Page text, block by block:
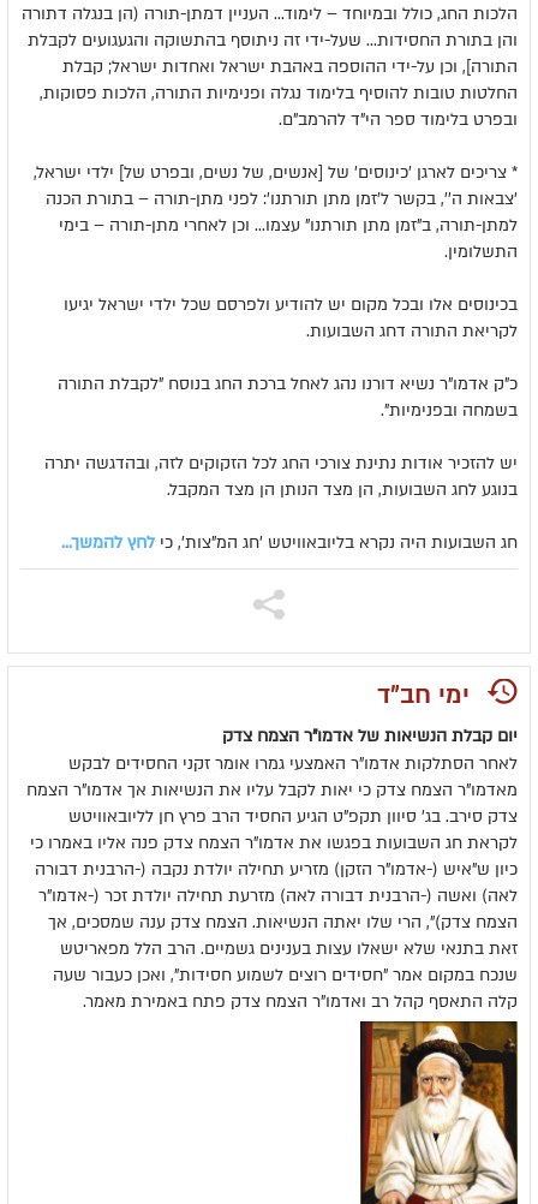
הלכות החג, כולל ובמיוחד – לימוד... העניין דמתן-תורה (הן בנגלה דתורה
והן בתורת החסידות... שעל-ידי זה ניתוסף בהתשוקה והגעגועים לקבלת
התורה], וכן על-ידי ההוספה באהבת ישראל ואחדות ישראל; קבלת
החלטות טובות להוסיף בלימוד נגלה ופנימיות התורה, הלכות פסוקות,
ובפרט בלימוד ספר הי"ד להרמב"ם.
* צריכים לארגן 'כינוסים' של [אנשים, של נשים, ובפרט של] ילדי ישראל,
'צבאות ה'', בקשר ל'זמן מתן תורתנו': לפני מתן-תורה – בתורת הכנה
למתן-תורה, ב"זמן מתן תורתנו" עצמו... וכן לאחרי מתן-תורה – בימי
התשלומין.
בכינוסים אלו ובכל מקום יש להודיע ולפרסם שכל ילדי ישראל יגיעו
לקריאת התורה דחג השבועות.
כ"ק אדמו"ר נשיא דורנו נהג לאחל ברכת החג בנוסח "לקבלת התורה
בשמחה ובפנימיות".
יש להזכיר אודות נתינת צורכי החג לכל הזקוקים לזה, ובהדגשה יתרה
בנוגע לחג השבועות, הן מצד הנותן הן מצד המקבל.
חג השבועות היה נקרא בליובאוויטש 'חג המ"צות', כילחץ להמשך...
ימי חב"ד
יום קבלת הנשיאות של אדמו"ר הצמח צדק
לאחר הסתלקות אדמו"ר האמצעי גמרו אומר זקני החסידים לבקש
מאדמו"ר הצמח צדק כי יאות לקבל עליו את הנשיאות אך אדמו"ר הצמח
צדק סירב. בג' סיוון תקפ"ט הגיע החסיד הרב פרץ חן לליובאוויטש
לקראת חג השבועות בפגשו את אדמו"ר הצמח צדק פנה אליו באמרו כי
כיון ש"איש (-אדמו"ר הזקן) מזריע תחילה יולדת נקבה (-הרבנית דבורה
לאה) ואשה (-הרבנית דבורה לאה) מזרעת תחילה יולדת זכר (-אדמו"ר
הצמח צדק)", הרי שלו יאתה הנשיאות. הצמח צדק ענה שמסכים, אך
זאת בתנאי שלא ישאלו עצות בענינים גשמיים. הרב הלל מפאריטש
שנכח במקום אמר "חסידים רוצים לשמוע חסידות", ואכן כעבור שעה
קלה התאסף קהל רב ואדמו"ר הצמח צדק פתח באמירת מאמר.